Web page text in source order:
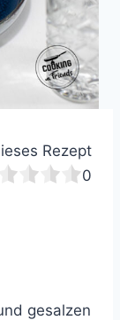
Rezept
0
gesalzen